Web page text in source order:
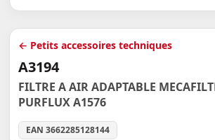
← Petits accessoires techniques
A3194
FILTRE A AIR ADAPTABLE
PURFLUX A1576
EAN 3662285128144